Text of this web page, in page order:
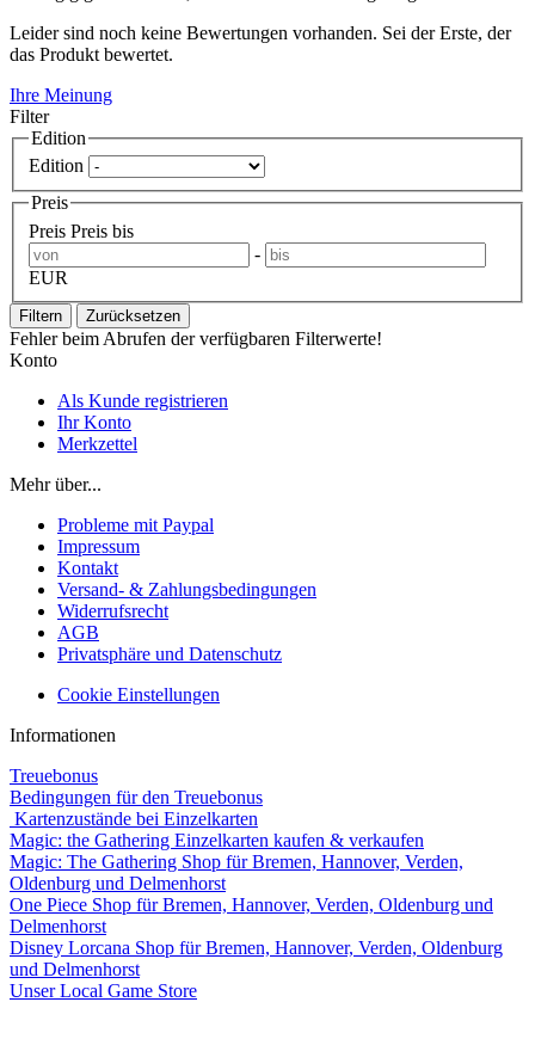
Leider sind noch keine Bewertungen vorhanden. Sei der Erste, der
das Produkt bewertet.
Ihre Meinung
Filter
Edition
Edition
Preis
Preis Preis bis
-
EUR
Filtern Zurücksetzen
Fehler beim Abrufen der verfügbaren Filterwerte!
Konto
Als Kunde registrieren
Ihr Konto
Merkzettel
Mehr über...
Probleme mit Paypal
Impressum
Kontakt
Versand- & Zahlungsbedingungen
Widerrufsrecht
AGB
Privatsphäre und Datenschutz
Cookie Einstellungen
Informationen
Treuebonus
Bedingungen für den Treuebonus
Kartenzustände bei Einzelkarten
Magic: the Gathering Einzelkarten kaufen & verkaufen
Magic: The Gathering Shop für Bremen, Hannover, Verden,
Oldenburg und Delmenhorst
One Piece Shop für Bremen, Hannover, Verden, Oldenburg und
Delmenhorst
Disney Lorcana Shop für Bremen, Hannover, Verden, Oldenburg
und Delmenhorst
Unser Local Game Store